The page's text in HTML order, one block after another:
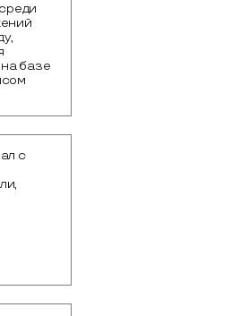
базе
с